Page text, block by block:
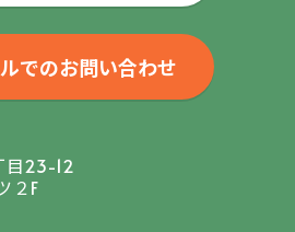
でのお問い合わせ
目23-12
２F